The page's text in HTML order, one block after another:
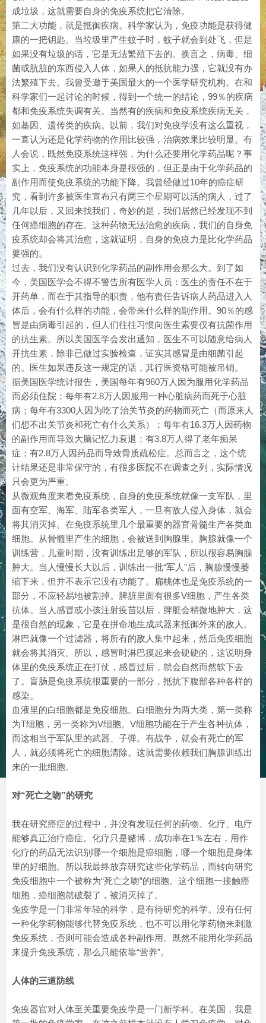
成垃圾，这就需要自身的免疫系统把它清除。
第二大功能，就是抵御疾病。科学家认为，免疫功能是获得健
康的一把钥匙。当垃圾里产生蚊子时，蚊子就会到处飞，但是
如果没有垃圾的话，它是无法繁殖下去的。换言之，病毒、细
菌或肮脏的东西侵入人体，如果人的抵抗能力强，它就没有办
法繁殖下去。我曾受邀于美国最大的一个医学研究机构。在和
科学家们一起讨论的时候，得到一个统一的结论，99％的疾病
都和免疫系统失调有关。当然有的疾病和免疫系统疾病无关，
如基因、遗传类的疾病。以前，我们对免疫学没有这么重视，
一直认为还是化学药物的作用比较强，治病效果比较明显。有
人会说，既然免疫系统这样强，为什么还要用化学药品呢？事
实上，免疫系统的功能本身是很强的，但正是由于化学药品的
副作用而使免疫系统的功能下降。我曾经做过10年的癌症研
究，看到许多被医生宣布只有两三个星期可以活的病人，过了
几年以后，又回来找我们，奇妙的是，我们居然已经发现不到
任何癌细胞的存在。这种药物无法治愈的疾病，我们的自身免
疫系统却会将其治愈，这就证明，自身的免疫力是比化学药品
要强的。
过去，我们没有认识到化学药品的副作用会那么大。到了如
今，美国医学会不得不警告所有医学人员：医生的责任不在于
开药单，而在于其指导的职责，他有责任告诉病人药品进入人
体后，会有什么样的功能，会带来什么样的副作用。90％的感
冒是由病毒引起的，但人们往往习惯向医生索要仅有抗菌作用
的抗生素。所以美国医学会发出通知，医生不可以随意给病人
开抗生素，除非已做过实验检查，证实其感冒是由细菌引起
的。医生如果违反这一规定的话，其行医资格可能被吊销。
据美国医学统计报告，美国每年有960万人因为服用化学药品
而必须住院；每年有2.8万人因服用一种心脏病药而死于心脏
病；每年有3300人因为吃了治关节炎的药物而死亡（而原来人
们想不出关节炎和死亡有什么关系）；每年有16.3万人因药物
的副作用而导致大脑记忆力衰退；有3.8万人得了老年痴呆
症；有2.8万人因药品而导致骨质疏松症。总而言之，这个统
计结果还是非常保守的，有很多医院不在调查之列，实际情况
只会更为严重。
从微观角度来看免疫系统，自身的免疫系统就像一支军队，里
面有空军、海军、陆军各类军人，一旦有敌人侵入身体，就会
将其消灭掉。在免疫系统里几个最重要的器官骨髓生产各类血
细胞。从骨髓里产生的细胞，会被送到胸腺里。胸腺就像一个
训练营，儿童时期，没有训练出足够的军队，所以很容易胸腺
肿大。当人慢慢长大以后，训练出一批“军人”后，胸腺慢慢萎
缩下来，但并不表示它没有功能了。扁桃体也是免疫系统的一
部分，不应轻易地被割掉。脾脏里面有很多V细胞，产生各类
抗体。当人感冒或小孩注射疫苗以后，脾脏会稍微地肿大，这
是很自然的现象，它是在拼命地生成武器来抵御外来的敌人。
淋巴就像一个过滤器，将所有的敌人集中起来，然后免疫细胞
就会将其消灭。所以，感冒时淋巴摸起来会硬硬的，这说明身
体里的免疫系统正在打仗，感冒过后，就会自然而然软下去
了。盲肠是免疫系统很重要的一部分，抵抗下腹部各种各样的
感染。
血液里的白细胞都是免疫细胞。白细胞分为两大类，第一类称
为T细胞，另一类称为V细胞。V细胞功能在于产生各种抗体，
而这相当于军队里的武器、子弹。有战争，就会有死亡的军
人，就必须将死亡的细胞清除。这就需要依赖我们胸腺训练出
来的一批细胞。
对“死亡之吻”的研究
我在研究癌症的过程中，并没有发现任何的药物、化疗、电疗
能够真正治疗癌症。化疗只是赌博，成功率在1％左右，用作
化疗的药品无法识别哪一个细胞是癌细胞，哪一个细胞是身体
里的好细胞。所以我最终放弃研究这些化学药品，而转向研究
免疫细胞中一个被称为“死亡之吻”的细胞。这个细胞一接触癌
细胞，癌细胞就破裂了，被消灭掉了。
免疫学是一门非常年轻的科学，是有待研究的科学。没有任何
一种化学药物能够代替免疫系统，也不可以用化学药物来刺激
免疫系统，否则可能会造成各种副作用。既然不能用化学药品
来提升免疫系统，那么只能依靠“营养”。
人体的三道防线
免疫器官对人体至关重要免疫学是一门新学科。在美国，我是